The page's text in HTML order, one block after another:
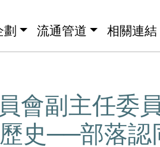
流通管道 相關連結
會副主任委
史──部落認